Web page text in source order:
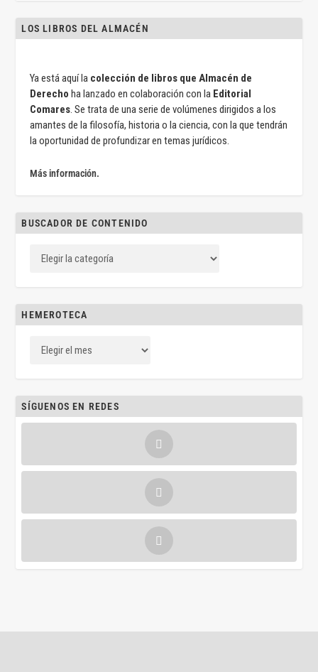
LOS LIBROS DEL ALMACÉN
Ya está aquí la colección de libros que Almacén de
Derecho ha lanzado en colaboración con la Editorial
Comares. Se trata de una serie de volúmenes dirigidos a los
amantes de la filosofía, historia o la ciencia, con la que tendrán
la oportunidad de profundizar en temas jurídicos.
Más información.
BUSCADOR DE CONTENIDO
HEMEROTECA
SÍGUENOS EN REDES